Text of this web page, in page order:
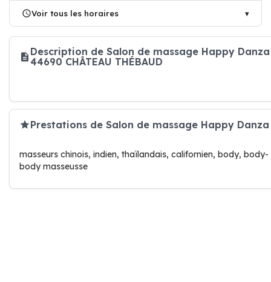
Voir tous les horaires
Description de Salon de massage Happy Danza
44690 CHÂTEAU THÉBAUD
Prestations de Salon de massage Happy Danza
masseurs chinois, indien, thaïlandais, californien, body, body-
body masseusse